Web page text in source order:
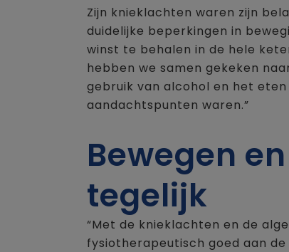
Zijn knieklachten waren zijn
duidelijke beperkingen in
winst te behalen in de hele
hebben we samen gekeken
gebruik van alcohol en het
aandachtspunten waren.”
Bewegen
tegelijk
“Met de knieklachten en de
fysiotherapeutisch goed aan